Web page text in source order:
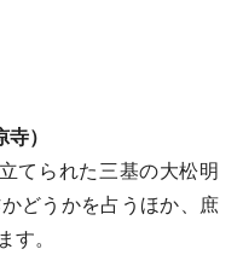
）
てられた三基の大松明
どうかを占うほか、庶
す。